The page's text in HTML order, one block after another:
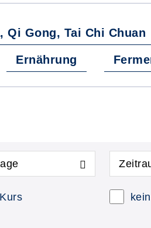
Qi Gong, Tai Chi Chuan
Ernährung